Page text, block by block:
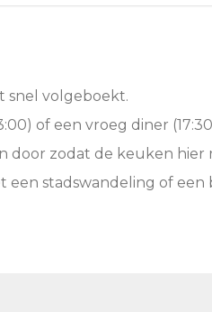
snel volgeboekt.
of een vroeg diner
zodat de keuken hier
stadswandeling of